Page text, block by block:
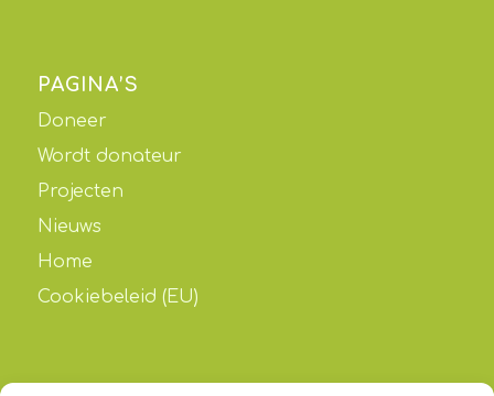
PAGINA’S
Doneer
Wordt donateur
Projecten
Nieuws
Home
Cookiebeleid (EU)